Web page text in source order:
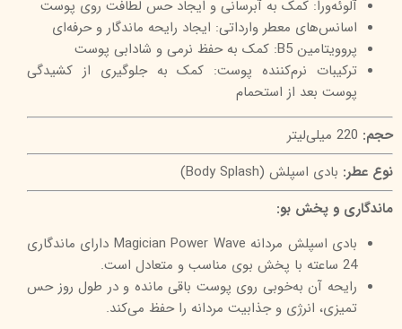
آلوئه‌ورا: کمک به آبرسانی و ایجاد حس لطافت روی پوست
اسانس‌های معطر وارداتی: ایجاد رایحه ماندگار و حرفه‌ای
پروویتامین B5: کمک به حفظ نرمی و شادابی پوست
ترکیبات نرم‌کننده پوست: کمک به جلوگیری از کشیدگی
پوست بعد از استحمام
حجم: 220 میلی‌لیتر
نوع عطر: بادی اسپلش (Body Splash)
ماندگاری و پخش بو:
بادی اسپلش مردانه Magician Power Wave دارای ماندگاری
24 ساعته با پخش بوی مناسب و متعادل است.
رایحه آن به‌خوبی روی پوست باقی مانده و در طول روز حس
تمیزی، انرژی و جذابیت مردانه را حفظ می‌کند.